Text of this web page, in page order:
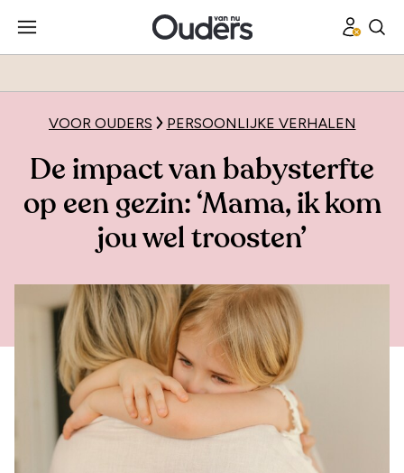
VOOR OUDERS PERSOONLIJKE VERHALEN
De impact van babysterfte
op een gezin: ‘Mama, ik kom
jou wel troosten’